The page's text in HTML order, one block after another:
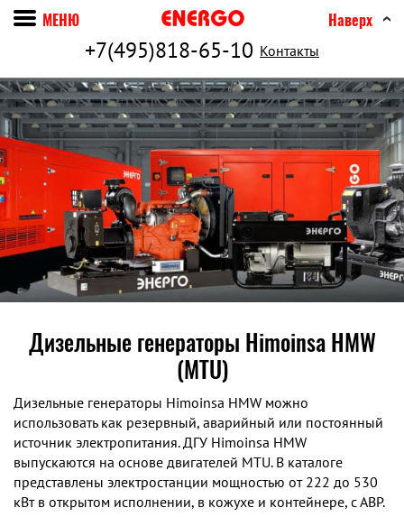
+7(495)818-65-10 Контакты
МЕНЮ Наверх
Дизельные генераторы Himoinsa HMW
(MTU)
Дизельные генераторы Himoinsa HMW можно
использовать как резервный, аварийный или постоянный
источник электропитания. ДГУ Himoinsa HMW
выпускаются на основе двигателей MTU. В каталоге
представлены электростанции мощностью от 222 до 530
кВт в открытом исполнении, в кожухе и контейнере, с АВР.